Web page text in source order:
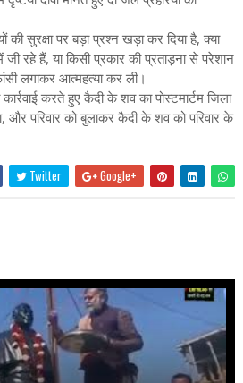
सुरक्षा पर बड़ा प्रश्न खड़ा कर दिया है, क्या
रहे हैं, या किसी प्रकार की प्रताड़ना से परेशान
लगाकर आत्महत्या कर ली।
करते हुए कैदी के शव का पोस्टमार्टम जिला
और परिवार को बुलाकर कैदी के शव को परिवार के
Twitter Google+